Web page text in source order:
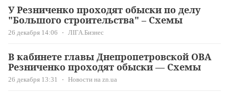
У Резниченко проходят обыски по делу
"Большого строительства" – Схемы
26 декабря 14:06 ЛІГА.Бизнес
В кабинете главы Днепропетровской ОВА
Резниченко проходят обыски — Схемы
26 декабря 13:31 Новости на zn.ua